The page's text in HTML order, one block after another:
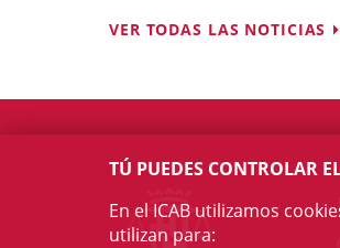
VER TODAS LAS NOTICIAS
TÚ PUEDES CONTROLAR
En el ICAB utilizamos
utilizan para: